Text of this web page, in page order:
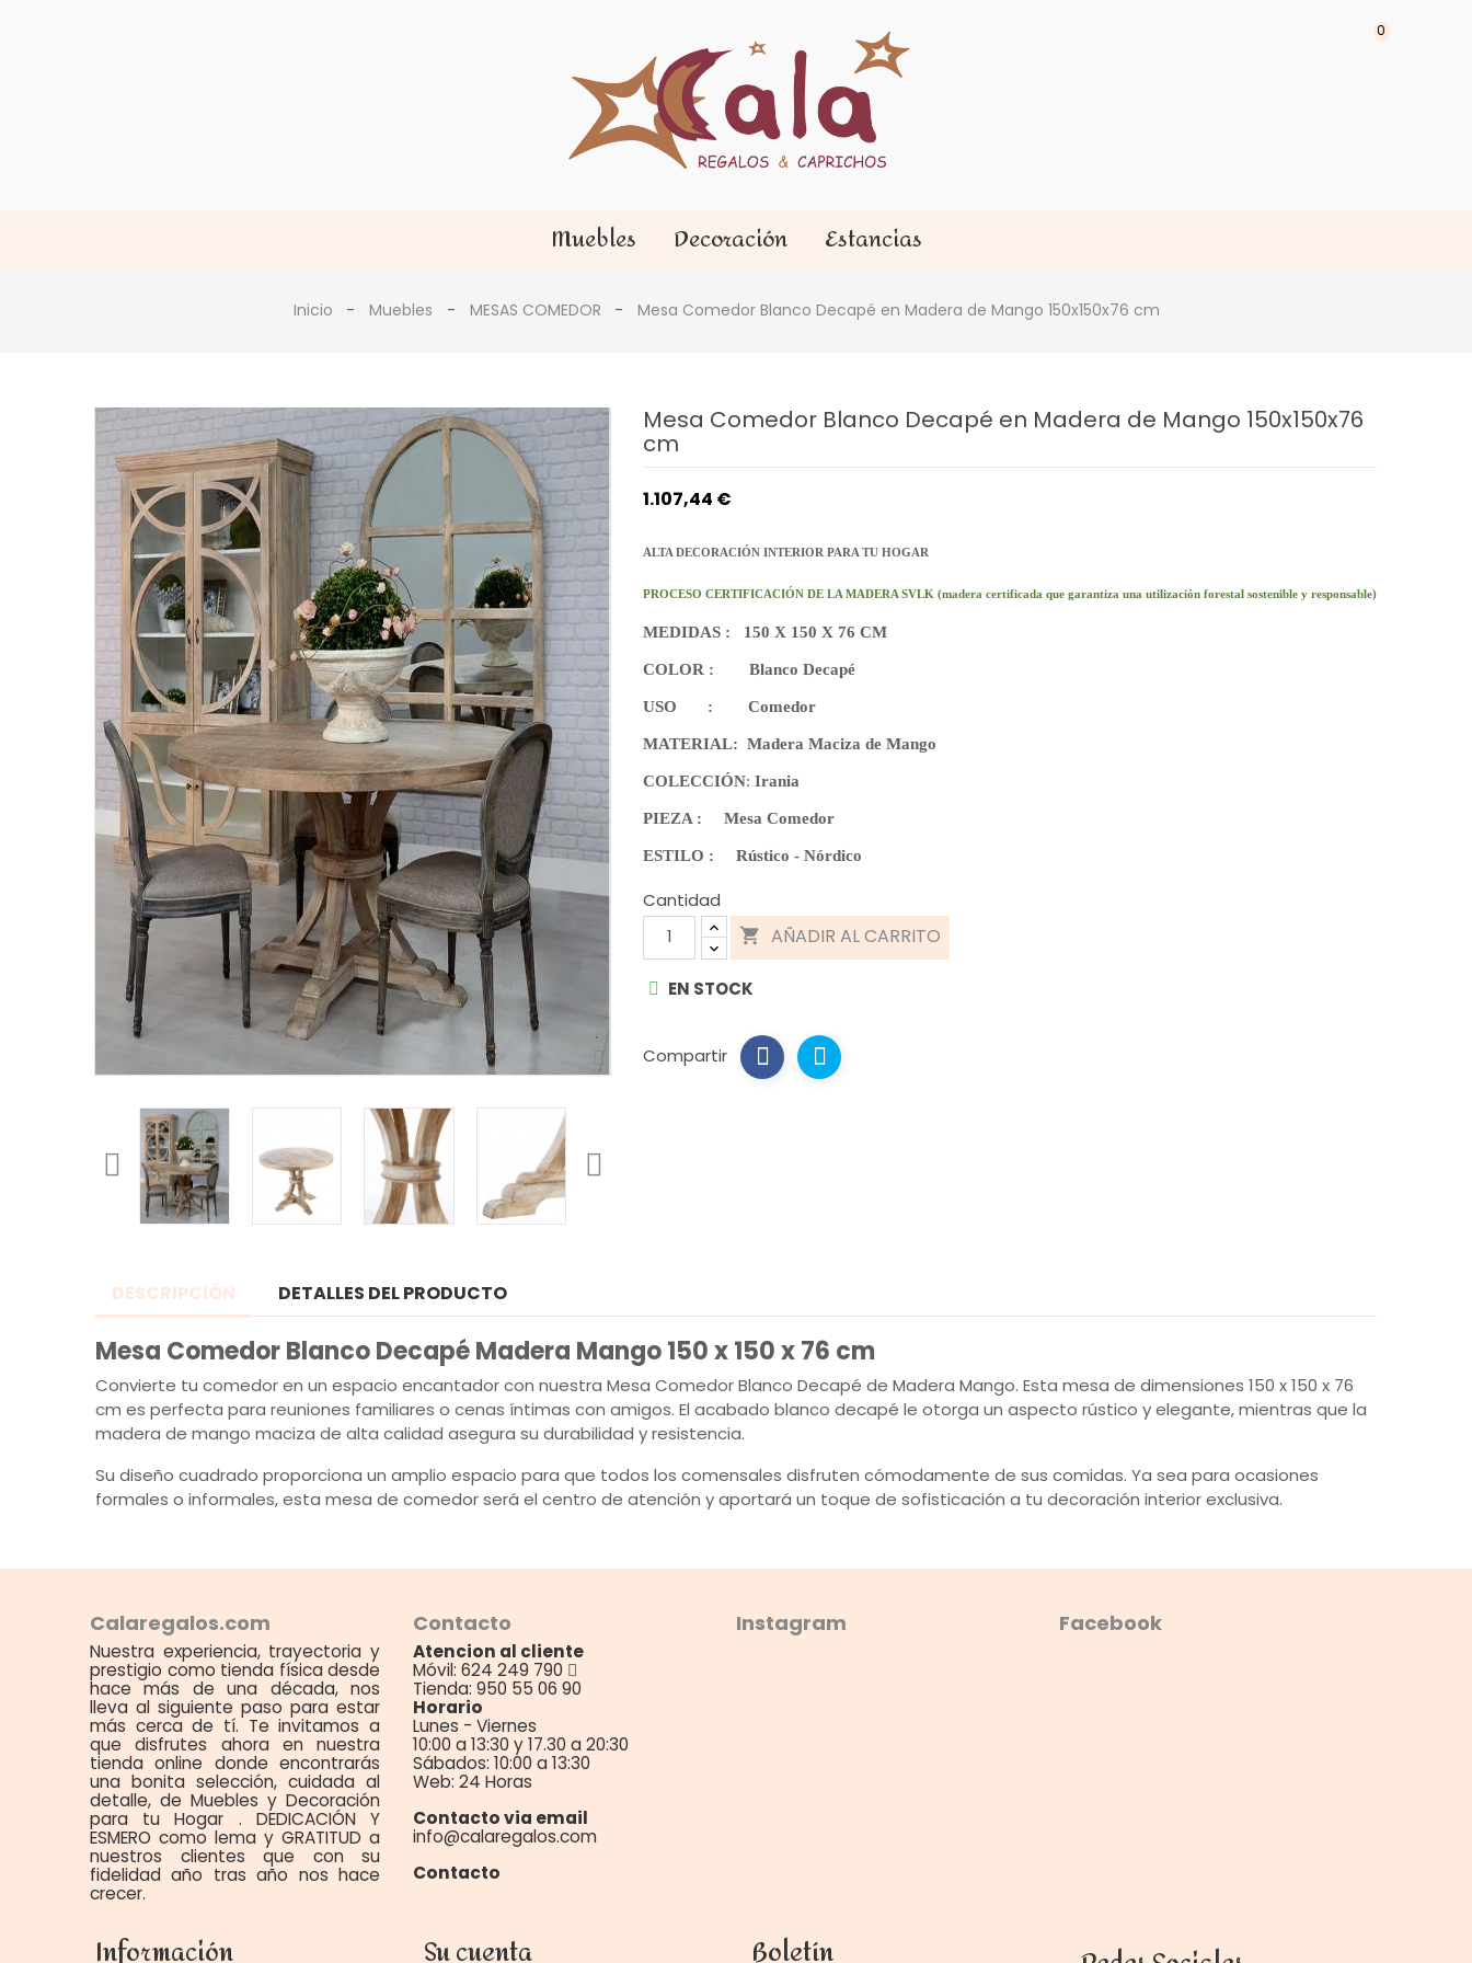
0
Muebles Decoración Estancias
Inicio Muebles MESAS COMEDOR Mesa Comedor Blanco Decapé en Madera de Mango 150x150x76 cm
Mesa Comedor Blanco Decapé en Madera de Mango 150x150x76
cm
1.107,44 €
ALTA DECORACIÓN INTERIOR PARA TU HOGAR
PROCESO CERTIFICACIÓN DE LA MADERA SVLK (madera certificada que garantiza una utilización forestal sostenible y responsable)
MEDIDAS : 150 X 150 X 76 CM
COLOR : Blanco Decapé
USO : Comedor
MATERIAL: Madera Maciza de Mango
COLECCIÓN: Irania
PIEZA : Mesa Comedor
ESTILO : Rústico - Nórdico
Cantidad
 AÑADIR AL CARRITO
EN STOCK
Compartir
DESCRIPCIÓN DETALLES DEL PRODUCTO
Mesa Comedor Blanco Decapé Madera Mango 150 x 150 x 76 cm
Convierte tu comedor en un espacio encantador con nuestra Mesa Comedor Blanco Decapé de Madera Mango. Esta mesa de dimensiones 150 x 150 x 76
cm es perfecta para reuniones familiares o cenas íntimas con amigos. El acabado blanco decapé le otorga un aspecto rústico y elegante, mientras que la
madera de mango maciza de alta calidad asegura su durabilidad y resistencia.
Su diseño cuadrado proporciona un amplio espacio para que todos los comensales disfruten cómodamente de sus comidas. Ya sea para ocasiones
formales o informales, esta mesa de comedor será el centro de atención y aportará un toque de sofisticación a tu decoración interior exclusiva.
Calaregalos.com
Nuestra experiencia, trayectoria y
prestigio como tienda física desde
hace más de una década, nos
lleva al siguiente paso para estar
más cerca de tí. Te invitamos a
que disfrutes ahora en nuestra
tienda online donde encontrarás
una bonita selección, cuidada al
detalle, de Muebles y Decoración
para tu Hogar . DEDICACIÓN Y
ESMERO como lema y GRATITUD a
nuestros clientes que con su
fidelidad año tras año nos hace
crecer.
Contacto
Atencion al cliente
Móvil: 624 249 790
Tienda: 950 55 06 90
Horario
Lunes - Viernes
10:00 a 13:30 y 17.30 a 20:30
Sábados: 10:00 a 13:30
Web: 24 Horas
Contacto via email
info@calaregalos.com
Contacto
Instagram Facebook
Información Su cuenta Boletín